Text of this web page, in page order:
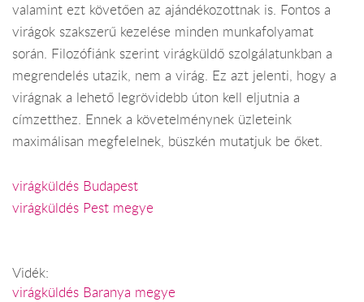
valamint ezt követően az ajándékozottnak is. Fontos a
virágok szakszerű kezelése minden munkafolyamat
során. Filozófiánk szerint virágküldő szolgálatunkban a
megrendelés utazik, nem a virág. Ez azt jelenti, hogy a
virágnak a lehető legrövidebb úton kell eljutnia a
címzetthez. Ennek a követelménynek üzleteink
maximálisan megfelelnek, büszkén mutatjuk be őket.
virágküldés Budapest
virágküldés Pest megye
Vidék:
virágküldés Baranya megye